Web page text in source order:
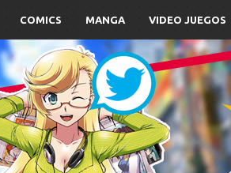
COMICS MANGA VIDEO JUEGOS